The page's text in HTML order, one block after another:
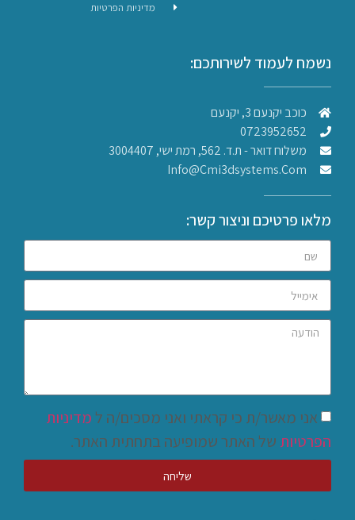
מדיניות הפרטיות
נשמח לעמוד לשירותכם:
כוכב יקנעם 3, יקנעם
0723952652
משלוח דואר - ת.ד. 562, רמת ישי, 3004407​
Info@cmi3dsystems.com
מלאו פרטיכם וניצור קשר:
אני מאשר/ת כי קראתי ואני מסכים/ה למדיניות
הפרטיות של האתר שמופיעה בתחתית האתר.
שליחה